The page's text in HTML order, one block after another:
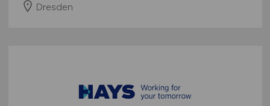
Dresden